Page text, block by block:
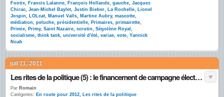
Footix, Francis Lalanne, François Hollande, gauche, Jacques
Chirac, Jean-Michel Baylet, Justin Bieber, La Rochelle, Lionel
Jospin, LOLcat, Manuel Valls, Martine Aubry, mascotte,
médiation, peluche, présidentielle, Primaires, primairette,
Primix, Primy, Saint Nazaire, scrutin, Ségolène Royal ,
socialisme, think tank, université d'été, variae, vote, Yannick
Noah
juil 11, 2011
Les rites de la politique (5) : le financement de campagne électorale par petits dons
Par Romain
Catégories: En route pour 2012, Les rites de la politique